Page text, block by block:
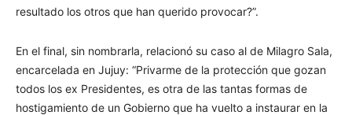
resultado los otros que han querido provocar?”.
En el final, sin nombrarla, relacionó su caso al de Milagro Sala,
encarcelada en Jujuy: “Privarme de la protección que gozan
todos los ex Presidentes, es otra de las tantas formas de
hostigamiento de un Gobierno que ha vuelto a instaurar en la